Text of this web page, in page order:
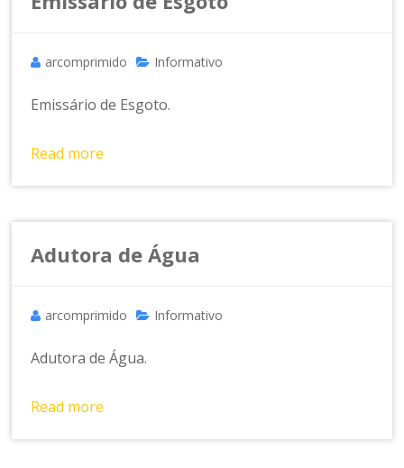
n
o
e
r
C
o
m
ri
m
id
o
arcomprimido Informativo
Emissário de Esgoto.
Read more
Adutora de Água
arcomprimido Informativo
Adutora de Água.
Read more